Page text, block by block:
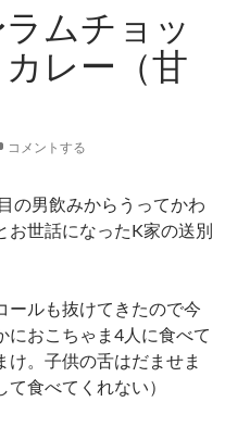
ムチョッ
レー（甘
コメントする
の男飲みからうってかわ
お世話になったK家の送別
ールも抜けてきたので今
におこちゃま4人に食べて
け。子供の舌はだませま
食べてくれない）